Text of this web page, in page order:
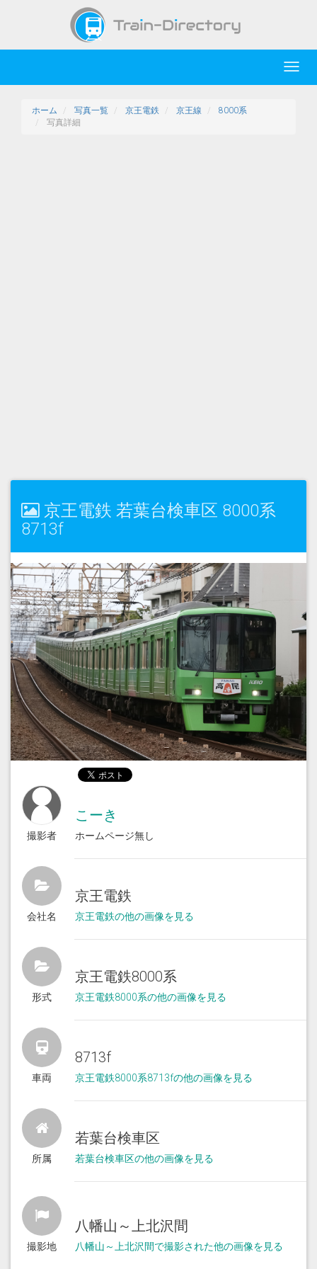
ホーム 写真一覧 京王電鉄 京王線
8000系
写真詳細
京王電鉄 若葉台検車区 8000系
8713f
撮影者
こーき
ホームページ無し
会社名
京王電鉄
京王電鉄の他の画像を見る
形式
京王電鉄8000系
京王電鉄8000系の他の画像を見る
車両
8713f
京王電鉄8000系8713fの他の画像を見る
所属
若葉台検車区
若葉台検車区の他の画像を見る
撮影地
八幡山～上北沢間
八幡山～上北沢間で撮影された他の画像を見る